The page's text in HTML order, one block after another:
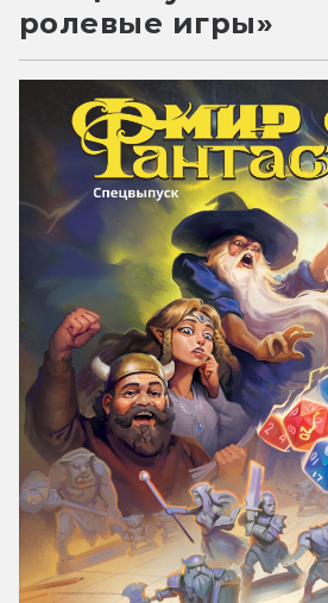
ролевые игры»